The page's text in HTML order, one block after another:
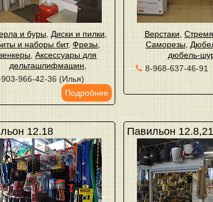
и буры, Диски и пилки
и наборы бит, Фрезы,
,Аксессуары для
дельташлифмашин
966-42-36 (Илья)
Подробнее
Верстаки ,
Саморезы,
дюбель-
8-968-637-46-91
12.18 Павильон 12.8,21